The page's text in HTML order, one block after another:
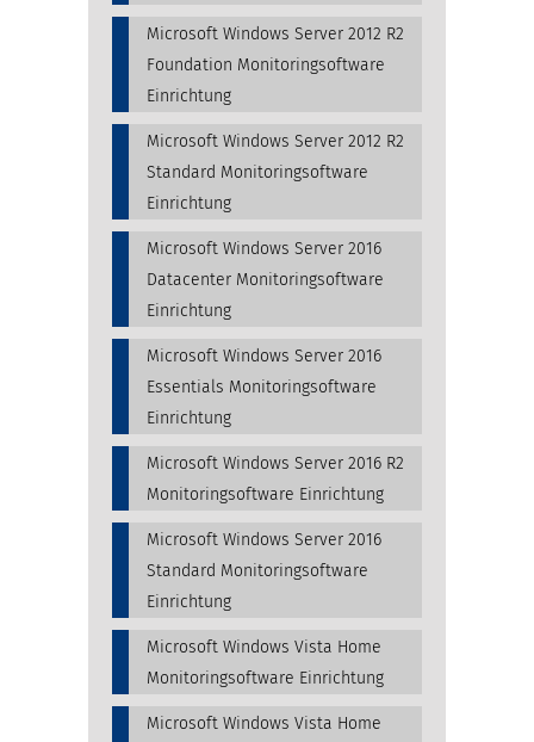
Microsoft Windows Server 2012 R2
Foundation Monitoringsoftware
Einrichtung
Microsoft Windows Server 2012 R2
Standard Monitoringsoftware
Einrichtung
Microsoft Windows Server 2016
Datacenter Monitoringsoftware
Einrichtung
Microsoft Windows Server 2016
Essentials Monitoringsoftware
Einrichtung
Microsoft Windows Server 2016 R2
Monitoringsoftware Einrichtung
Microsoft Windows Server 2016
Standard Monitoringsoftware
Einrichtung
Microsoft Windows Vista Home
Monitoringsoftware Einrichtung
Microsoft Windows Vista Home